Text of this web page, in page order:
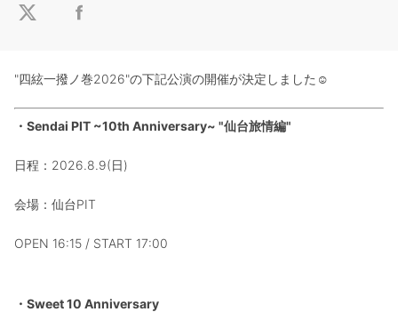
"四絃一撥ノ巻2026"の下記公演の開催が決定しました☺︎
・Sendai PIT ~10th Anniversary~ "仙台旅情編"
日程：2026.8.9(日)
会場：仙台PIT
OPEN 16:15 / START 17:00
・Sweet 10 Anniversary